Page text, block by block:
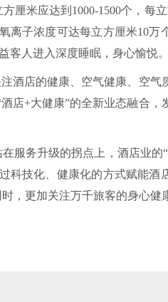
米应达到1000-1500个，每立
离子浓度可达每立方厘米10万
客人进入深度睡眠，身心愉悦。
店的健康、空气健康、空气
店+大健康”的全新业态融合，
务升级的拐点上，酒店业的“
科技化、健康化的方式赋能酒
，更加关注万千旅客的身心健